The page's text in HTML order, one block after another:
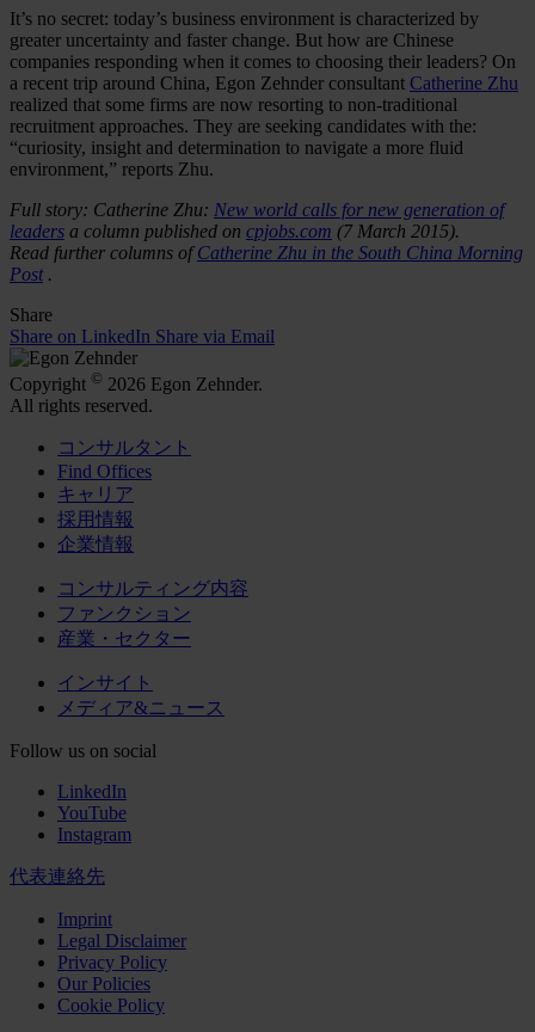
It’s no secret: today’s business environment is characterized by
greater uncertainty and faster change. But how are Chinese
companies responding when it comes to choosing their leaders? On
a recent trip around China, Egon Zehnder consultant Catherine Zhu
realized that some firms are now resorting to non-traditional
recruitment approaches. They are seeking candidates with the:
“curiosity, insight and determination to navigate a more fluid
environment,” reports Zhu.
Full story: Catherine Zhu: New world calls for new generation of
leaders a column published on cpjobs.com (7 March 2015).
Read further columns ofCatherine Zhu in the South China Morning
Post.
Share
Share on LinkedIn Share via Email
Copyright © 2026 Egon Zehnder.
All rights reserved.
コンサルタント
Find Offices
キャリア
採用情報
企業情報
コンサルティング内容
ファンクション
産業・セクター
インサイト
メディア&ニュース
Follow us on social
LinkedIn
YouTube
Instagram
代表連絡先
Imprint
Legal Disclaimer
Privacy Policy
Our Policies
Cookie Policy